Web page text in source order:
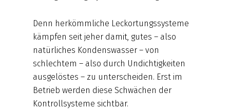
Denn herkömmliche Leckortungssysteme
kämpfen seit jeher damit, gutes – also
natürliches Kondenswasser – von
schlechtem – also durch Undichtigkeiten
ausgelöstes – zu unterscheiden. Erst im
Betrieb werden diese Schwächen der
Kontrollsysteme sichtbar.